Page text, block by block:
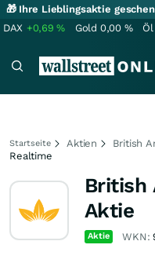
🎁 Ihre Lieblingsaktie
DAX +0,69% Gold 0,00 %
Startseite Aktien
British
Realtime
British
Aktie
Aktie WKN: